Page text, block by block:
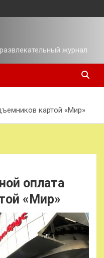
журнал.
картой «Мир»
оплата
«Мир»